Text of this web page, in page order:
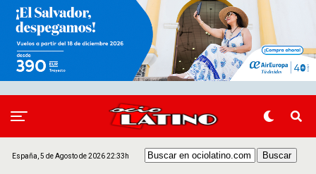
España, 5 de Agosto de 2026 22:33h